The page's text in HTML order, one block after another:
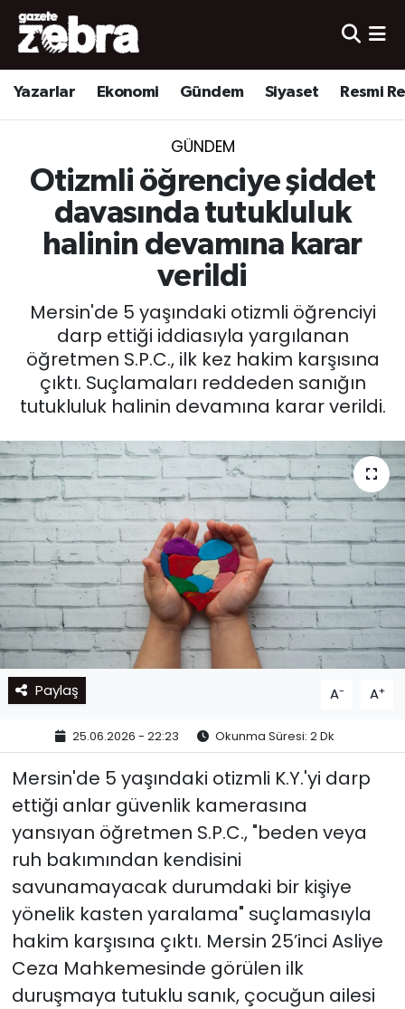
Yazarlar Ekonomi Gündem Siyaset Resmi
GÜNDEM
Otizmli öğrenciye şiddet
davasında tutukluluk
halinin devamına karar
verildi
Mersin'de 5 yaşındaki otizmli öğrenciyi
darp ettiği iddiasıyla yargılanan
öğretmen S.P.C., ilk kez hakim karşısına
çıktı. Suçlamaları reddeden sanığın
tutukluluk halinin devamına karar verildi.
Paylaş A- A+
25.06.2026 - 22:23 Okunma Süresi: 2 Dk
Mersin'de 5 yaşındaki otizmli K.Y.'yi darp
ettiği anlar güvenlik kamerasına
yansıyan öğretmen S.P.C., "beden veya
ruh bakımından kendisini
savunamayacak durumdaki bir kişiye
yönelik kasten yaralama" suçlamasıyla
hakim karşısına çıktı. Mersin 25’inci Asliye
Ceza Mahkemesinde görülen ilk
duruşmaya tutuklu sanık, çocuğun ailesi
Yazarlar
Ekonomi
Yerel
Spor
Nöbetçi Eczaneler
Hava Durumu
Süper Lig Puan Durumu ve Fikstür
Tüm Manşetler
Son Dakika Haberleri
Haber Arşivi